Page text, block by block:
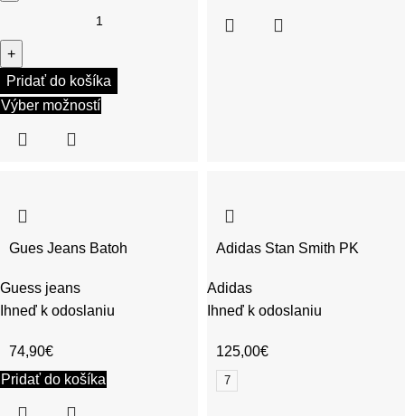
Pridať do košíka
Výber možností
Gues Jeans Batoh
Guess jeans
Ihneď k odoslaniu
74,90€
Pridať do košíka
Adidas Stan Smith PK
Adidas
Ihneď k odoslaniu
125,00€
7